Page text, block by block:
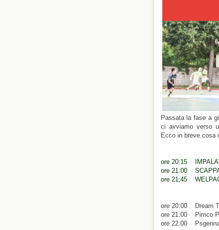
Passata la fase a
ci avviamo verso
Ecco in breve cosa
ore 20:15
ore 21:00
ore 21;45
ore 20:00 Dream
ore 21:00
ore 22:00